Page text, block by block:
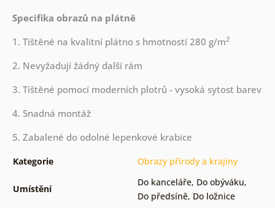
Specifika obrazů na plátně
1. Tištěné na kvalitní plátno s hmotností 280 g/m2
2. Nevyžadují žádný další rám
3. Tištěné pomocí moderních plotrů - vysoká sytost barev
4. Snadná montáž
5. Zabalené do odolné lepenkové krabice
Kategorie Obrazy přírody a krajiny
Umístění
Do kanceláře, Do obýváku,
Do předsíně, Do ložnice